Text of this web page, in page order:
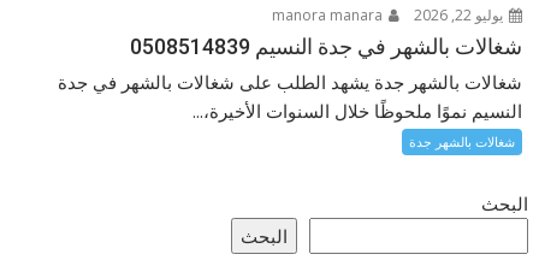
يوليو 22, 2026
شغالات بالشهر في جدة النسيم 0508514839
شغالات بالشهر جدة يشهد الطلب على شغالات بالشهر في جدة
النسيم نموًا ملحوظًا خلال السنوات الأخيرة،...
شغالات بالشهر جدة
البحث
البحث